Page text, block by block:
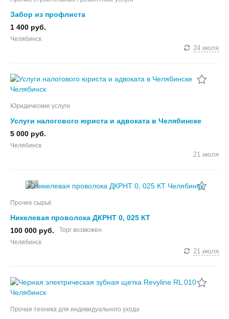
Забор из профлиста
1 400 руб.
Челябинск
24 июля
Юридические услуги
Услуги налогового юриста и адвоката в Челябинске
5 000 руб.
Челябинск
21 июля
2
Прочее сырьё
Никелевая проволока ДКРНТ 0, 025 КТ
100 000 руб.
Торг возможен
Челябинск
21 июля
Прочая техника для индивидуального ухода